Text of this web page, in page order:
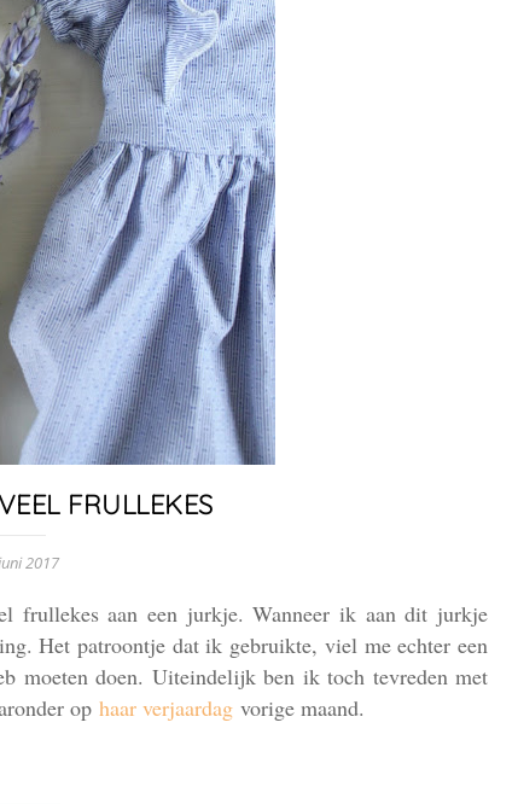
FRULLEKES
2017
frullekes aan een jurkje. Wanneer ik aan dit jurkje
Het patroontje dat ik gebruikte, viel me echter een
moeten doen. Uiteindelijk ben ik toch tevreden met
op haar verjaardag vorige maand.